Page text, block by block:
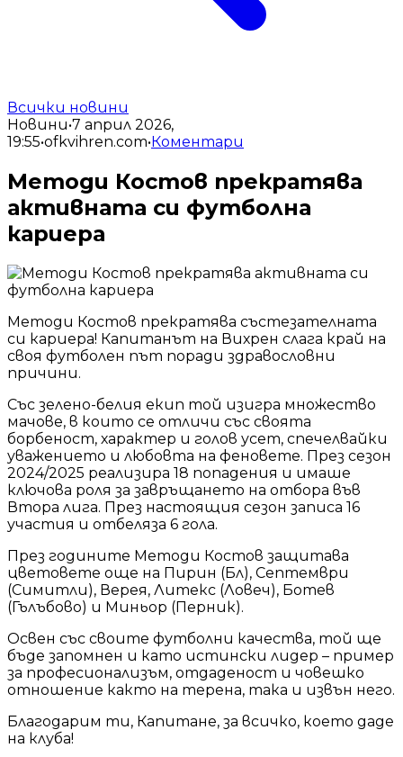
Всички новини
Новини•7 април 2026,
19:55•ofkvihren.com•Коментари
Методи Костов прекратява
активната си футболна
кариера
Методи Костов прекратява състезателната
си кариера! Капитанът на Вихрен слага край на
своя футболен път поради здравословни
причини.
Със зелено-белия екип той изигра множество
мачове, в които се отличи със своята
борбеност, характер и голов усет, спечелвайки
уважението и любовта на феновете. През сезон
2024/2025 реализира 18 попадения и имаше
ключова роля за завръщането на отбора във
Втора лига. През настоящия сезон записа 16
участия и отбеляза 6 гола.
През годините Методи Костов защитава
цветовете още на Пирин (Бл), Септември
(Симитли), Верея, Литекс (Ловеч), Ботев
(Гълъбово) и Миньор (Перник).
Освен със своите футболни качества, той ще
бъде запомнен и като истински лидер – пример
за професионализъм, отдаденост и човешко
отношение както на терена, така и извън него.
Благодарим ти, Капитане, за всичко, което даде
на клуба!